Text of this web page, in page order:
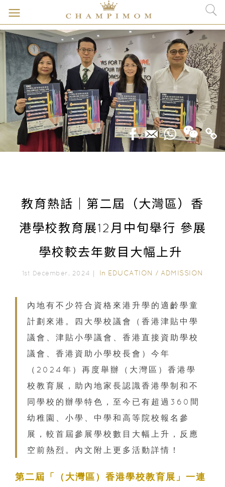
教育熱話｜第二屆（大灣區）香
港學校教育展12月中旬舉行 參展
學校較去年數目大幅上升
1st December, 2024｜ In EDUCATION / ADMISSION
內地有不少符合資格來港升學的適齡學童
計劃來港。四大學校議會（香港津貼中學
議會、津貼小學議會、香港直接資助學校
議會、香港資助小學校長會）今年
（2024年）再度舉辦（大灣區）香港學
校教育展，助內地家長認識香港學制和不
同學校的辦學特色，至今已有超過360間
幼稚園、小學、中學和高等院校報名參
展，較首屆參展學校數目大幅上升，反應
空前熱烈。內文附上更多活動詳情！
第二屆「（大灣區）香港學校教育展」一連